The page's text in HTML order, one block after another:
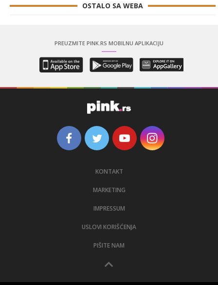
OSTALO SA WEBA
PREUZMITE PINK.RS MOBILNU APLIKACIJU
KONTAKT
MARKETING
IMPRESSUM
USLOVI KORIŠĆENJA
PIŠITE NAM